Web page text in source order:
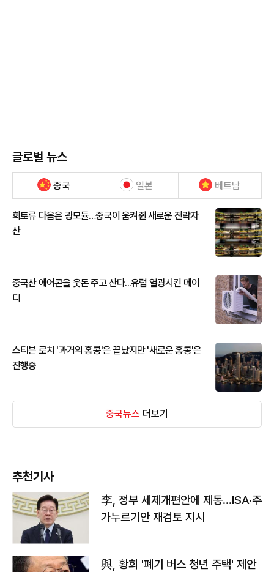
글로벌 뉴스
중국 일본 베트남
희토류 다음은 광모듈…중국이 움켜쥔 새로운 전략자
산
중국산 에어콘을 웃돈 주고 산다...유럽 열광시킨 메이
디
스티븐 로치 '과거의 홍콩'은 끝났지만 '새로운 홍콩'은
진행중
중국뉴스 더보기
추천기사
李, 정부 세제개편안에 제동…ISA·주
가누르기안 재검토 지시
與, 황희 '폐기 버스 청년 주택' 제안